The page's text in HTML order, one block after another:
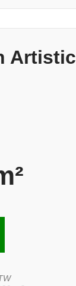
Artistic